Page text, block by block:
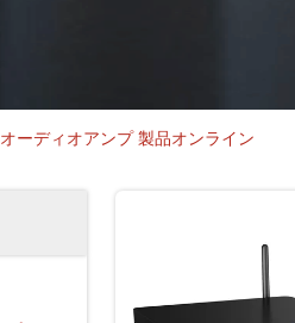
ーディオアンプ 製品オンライン